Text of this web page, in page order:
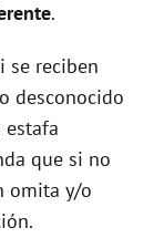
.
se reciben
desconocido
que si no
omita y/o